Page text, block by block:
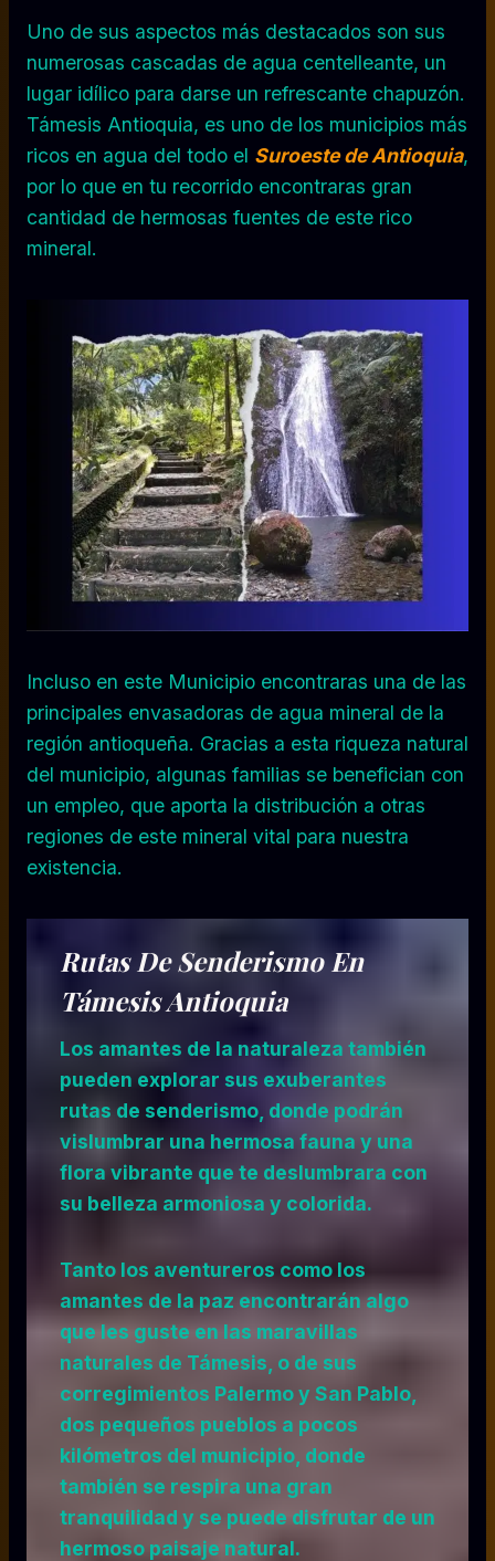
Uno de sus aspectos más destacados son sus
numerosas cascadas de agua centelleante, un
lugar idílico para darse un refrescante chapuzón.
Támesis Antioquia, es uno de los municipios más
ricos en agua del todo el Suroeste de Antioquia,
por lo que en tu recorrido encontraras gran
cantidad de hermosas fuentes de este rico
mineral.
Incluso en este Municipio encontraras una de las
principales envasadoras de agua mineral de la
región antioqueña. Gracias a esta riqueza natural
del municipio, algunas familias se benefician con
un empleo, que aporta la distribución a otras
regiones de este mineral vital para nuestra
existencia.
Rutas De Senderismo En
Támesis Antioquia
Los amantes de la naturaleza también
pueden explorar sus exuberantes
rutas de senderismo, donde podrán
vislumbrar una hermosa fauna y una
flora vibrante que te deslumbrara con
su belleza armoniosa y colorida.
Tanto los aventureros como los
amantes de la paz encontrarán algo
que les guste en las maravillas
naturales de Támesis, o de sus
corregimientos Palermo y San Pablo,
dos pequeños pueblos a pocos
kilómetros del municipio, donde
también se respira una gran
tranquilidad y se puede disfrutar de un
hermoso paisaje natural.